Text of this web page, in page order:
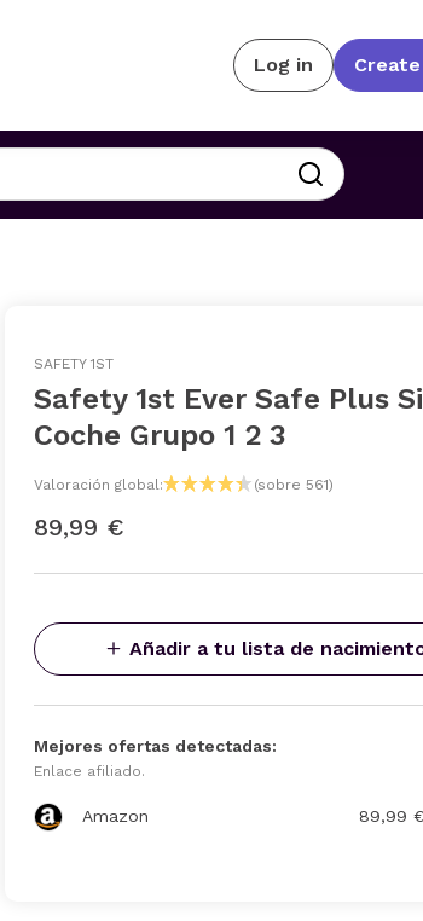
Log in
SAFETY 1ST
Safety 1st Ever Safe Plus
Coche Grupo 1 2 3
Valoración global: (sobre 561)
89,99 €
Añadir a tu lista de
Mejores ofertas detectadas:
Enlace afiliado.
Amazon 89,99 €